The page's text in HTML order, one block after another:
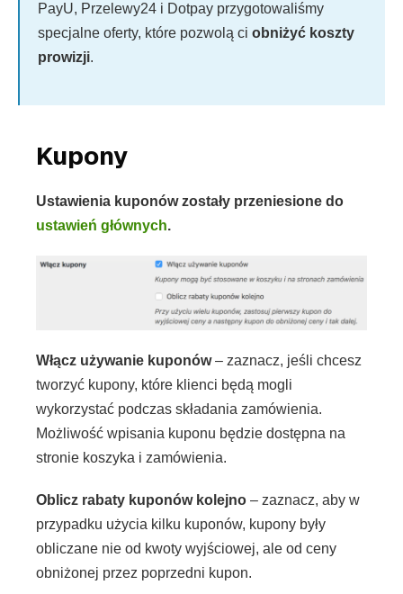
PayU, Przelewy24 i Dotpay przygotowaliśmy
specjalne oferty, które pozwolą ci obniżyć koszty
prowizji.
Kupony
Ustawienia kuponów zostały przeniesione do
ustawień głównych.
Włącz używanie kuponów– zaznacz, jeśli chcesz
tworzyć kupony, które klienci będą mogli
wykorzystać podczas składania zamówienia.
Możliwość wpisania kuponu będzie dostępna na
stronie koszyka i zamówienia.
Oblicz rabaty kuponów kolejno – zaznacz, aby w
przypadku użycia kilku kuponów, kupony były
obliczane nie od kwoty wyjściowej, ale od ceny
obniżonej przez poprzedni kupon.